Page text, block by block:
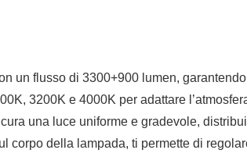
flusso di 3300+900 lumen,
3200K e 4000K per adattare
una luce uniforme e gradevole,
della lampada, ti permette di